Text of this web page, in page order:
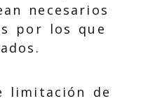
necesarios
por los que
limitación de